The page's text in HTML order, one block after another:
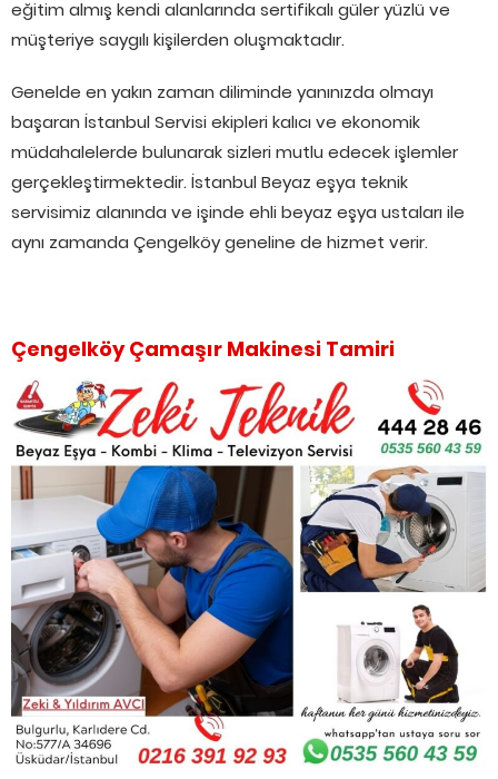
eğitim almış kendi alanlarında sertifikalı güler yüzlü ve
müşteriye saygılı kişilerden oluşmaktadır.
Genelde en yakın zaman diliminde yanınızda olmayı
başaran İstanbul Servisi ekipleri kalıcı ve ekonomik
müdahalelerde bulunarak sizleri mutlu edecek işlemler
gerçekleştirmektedir. İstanbul Beyaz eşya teknik
servisimiz alanında ve işinde ehli beyaz eşya ustaları ile
aynı zamanda Çengelköy geneline de hizmet verir.
Çengelköy Çamaşır Makinesi Tamiri